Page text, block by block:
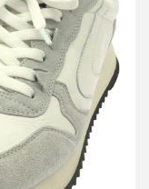
2 別注 スニ